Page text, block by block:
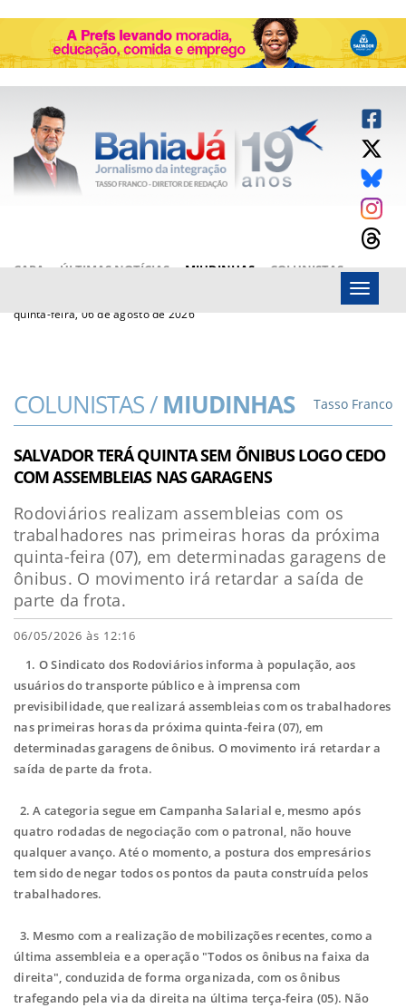
CAPA ÚLTIMAS NOTÍCIAS MIUDINHAS
COLUNISTAS
quinta-feira, 06 de agosto de 2026
Menu
COLUNISTAS /MIUDINHAS Tasso Franco
SALVADOR TERÁ QUINTA SEM ÕNIBUS LOGO CEDO
COM ASSEMBLEIAS NAS GARAGENS
Rodoviários realizam assembleias com os
trabalhadores nas primeiras horas da próxima
quinta-feira (07), em determinadas garagens de
ônibus. O movimento irá retardar a saída de
parte da frota.
06/05/2026 às 12:16
1. O Sindicato dos Rodoviários informa à população, aos
usuários do transporte público e à imprensa com
previsibilidade, que realizará assembleias com os trabalhadores
nas primeiras horas da próxima quinta-feira (07), em
determinadas garagens de ônibus. O movimento irá retardar a
saída de parte da frota.
2. A categoria segue em Campanha Salarial e, mesmo após
quatro rodadas de negociação com o patronal, não houve
qualquer avanço. Até o momento, a postura dos empresários
tem sido de negar todos os pontos da pauta construída pelos
trabalhadores.
3. Mesmo com a realização de mobilizações recentes, como a
última assembleia e a operação "Todos os ônibus na faixa da
direita", conduzida de forma organizada, com os ônibus
trafegando pela via da direita na última terça-feira (05). Não